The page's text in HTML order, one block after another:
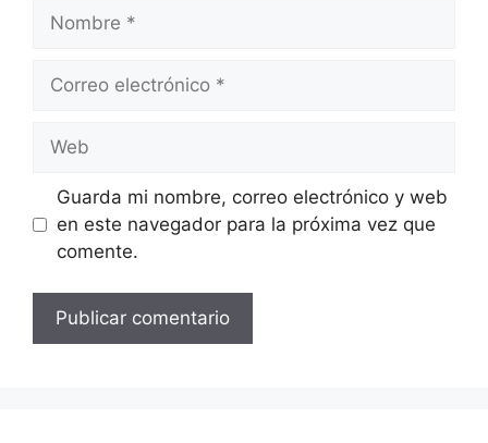
electrónico
Guarda mi nombre, correo electrónico y web
en este navegador para la próxima vez que
comente.